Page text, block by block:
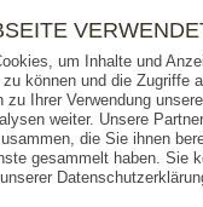
MP3 NON-BOOKS
RIGHTS PRESSE
um Inhalte und
zu können und die Zugriffe
zu Ihrer Verwendung
weiter. Unsere
die Sie ihnen
gesammelt haben. Sie